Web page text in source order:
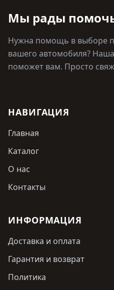
Мы рады
Нужна помощь в выборе
вашего автомобиля?
поможет вам. Просто
НАВИГАЦИЯ
Главная
Каталог
О нас
Контакты
ИНФОРМАЦИЯ
Доставка и оплата
Гарантия и возврат
Политика